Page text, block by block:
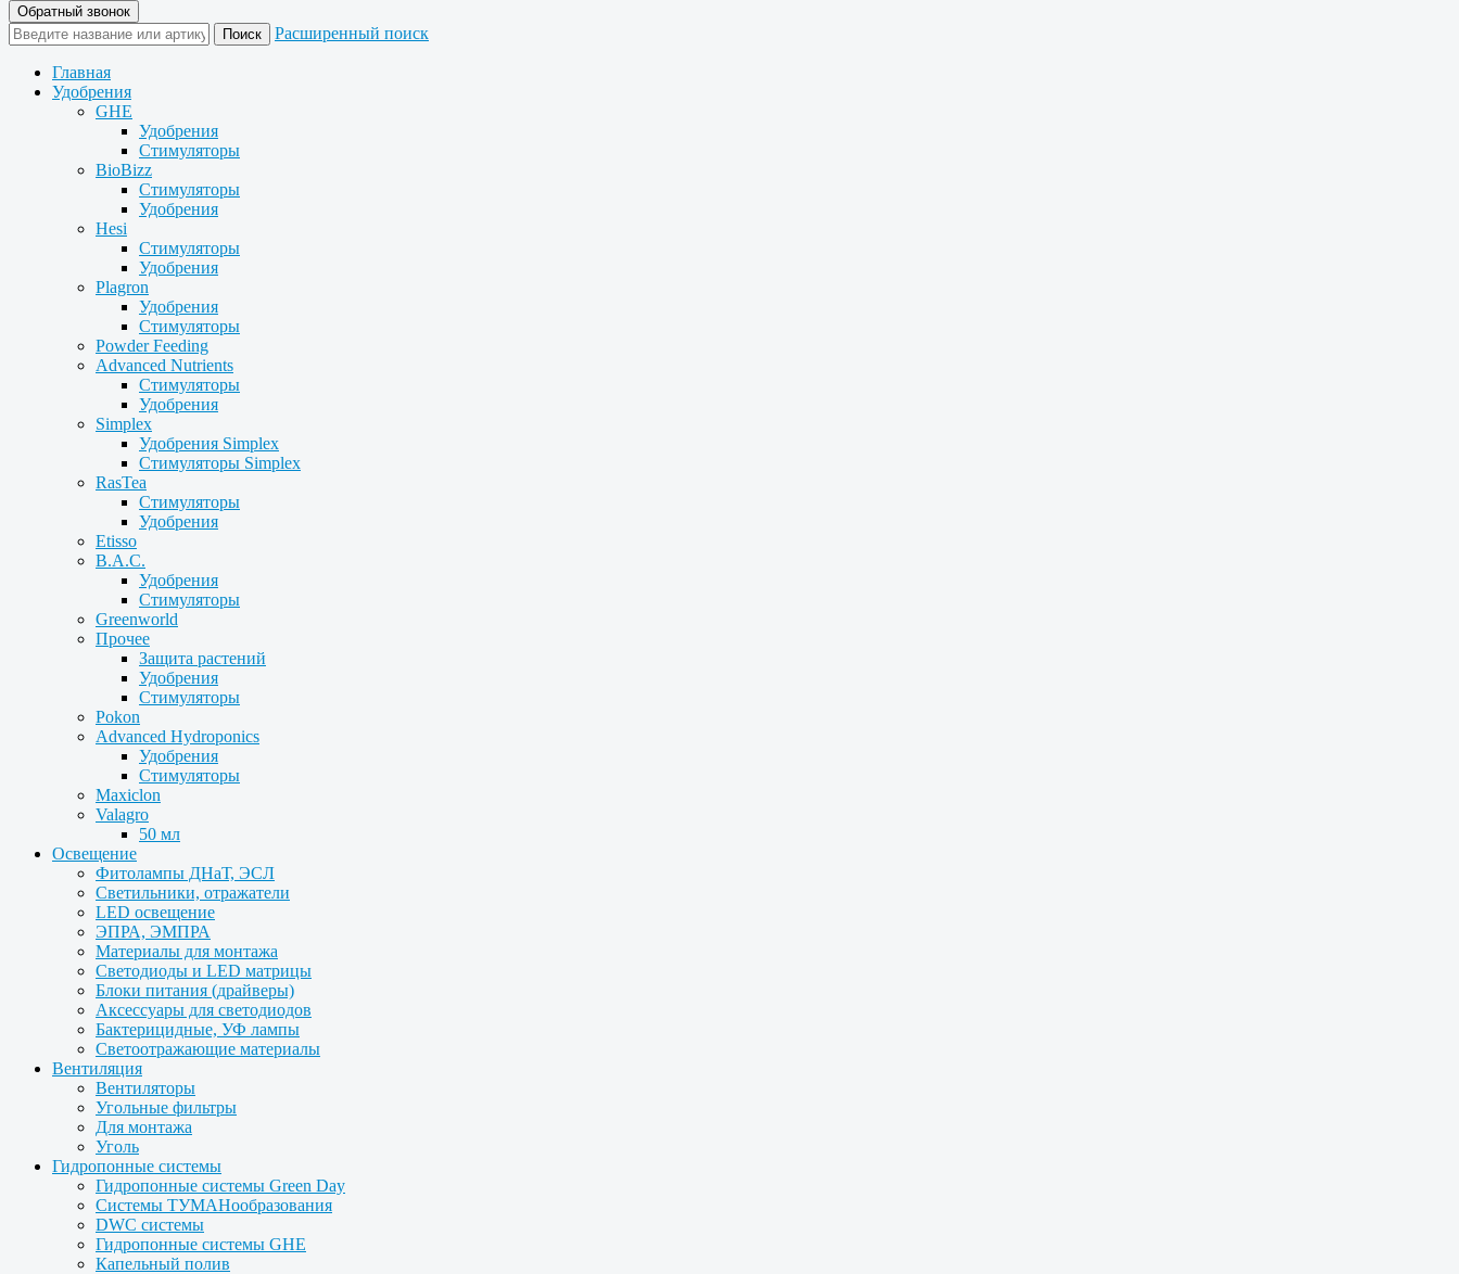
Обратный звонок
Расширенный поиск
Главная
Удобрения
GHE
Удобрения
Стимуляторы
BioBizz
Стимуляторы
Удобрения
Hesi
Стимуляторы
Удобрения
Plagron
Удобрения
Стимуляторы
Powder Feeding
Advanced Nutrients
Стимуляторы
Удобрения
Simplex
Удобрения Simplex
Стимуляторы Simplex
RasTea
Стимуляторы
Удобрения
Etisso
B.A.C.
Удобрения
Стимуляторы
Greenworld
Прочее
Защита растений
Удобрения
Стимуляторы
Pokon
Advanced Hydroponics
Удобрения
Стимуляторы
Maxiclon
Valagro
50 мл
Освещение
Фитолампы ДНаТ, ЭСЛ
Светильники, отражатели
LED освещение
ЭПРА, ЭМПРА
Материалы для монтажа
Светодиоды и LED матрицы
Блоки питания (драйверы)
Аксессуары для светодиодов
Бактерицидные, УФ лампы
Светоотражающие материалы
Вентиляция
Вентиляторы
Угольные фильтры
Для монтажа
Уголь
Гидропонные системы
Гидропонные системы Green Day
Системы ТУМАНообразования
DWC системы
Гидропонные системы GHE
Капельный полив